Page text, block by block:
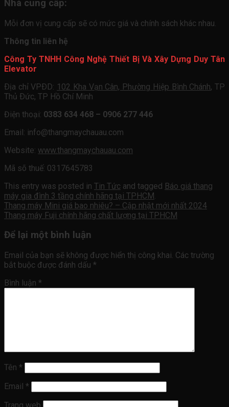
Nhà cung cấp:
Mỗi đơn vị cung cấp sẽ có mức giá và chính sách khác nhau.
Thông tin liên hệ
Công Ty TNHH Công Nghệ Thiết Bị Và Xây Dựng Duy Tân
Elevator
Ðịa chỉ VPÐD: 102 Kha Vạn Cân, Phường Hiệp Bình Chánh, TP
Thủ Ðức, TP Hồ Chí Minh
Điện thoại: 0383 634 468 – 0906 277 446
Email: info@thangmaychauau.com
Website: www.thangmaychauau.com
Mã sõ thuế: 0317645783
This entry was posted in Tin Tức and tagged Báo giá thang
máy gia đình 3 tầng chính hãng tại TPHCM
Thang máy Mini giá bao nhiêu? – Cập nhật mới nhất 2024
Thang máy Fuji chính hãng chất lượng tại TPHCM
Để lại một bình luận
Email của bạn sẽ không được hiển thị công khai. Các trường
bắt buộc được đánh dấu *
Bình luận *
Tên *
Email *